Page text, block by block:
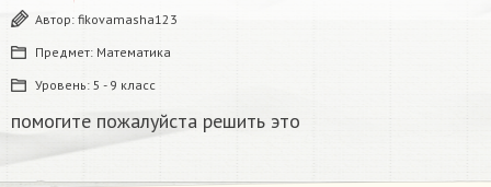
Автор: fikovamasha123
Предмет: Математика
Уровень: 5 - 9 класс
помогите пожалуйста решить это